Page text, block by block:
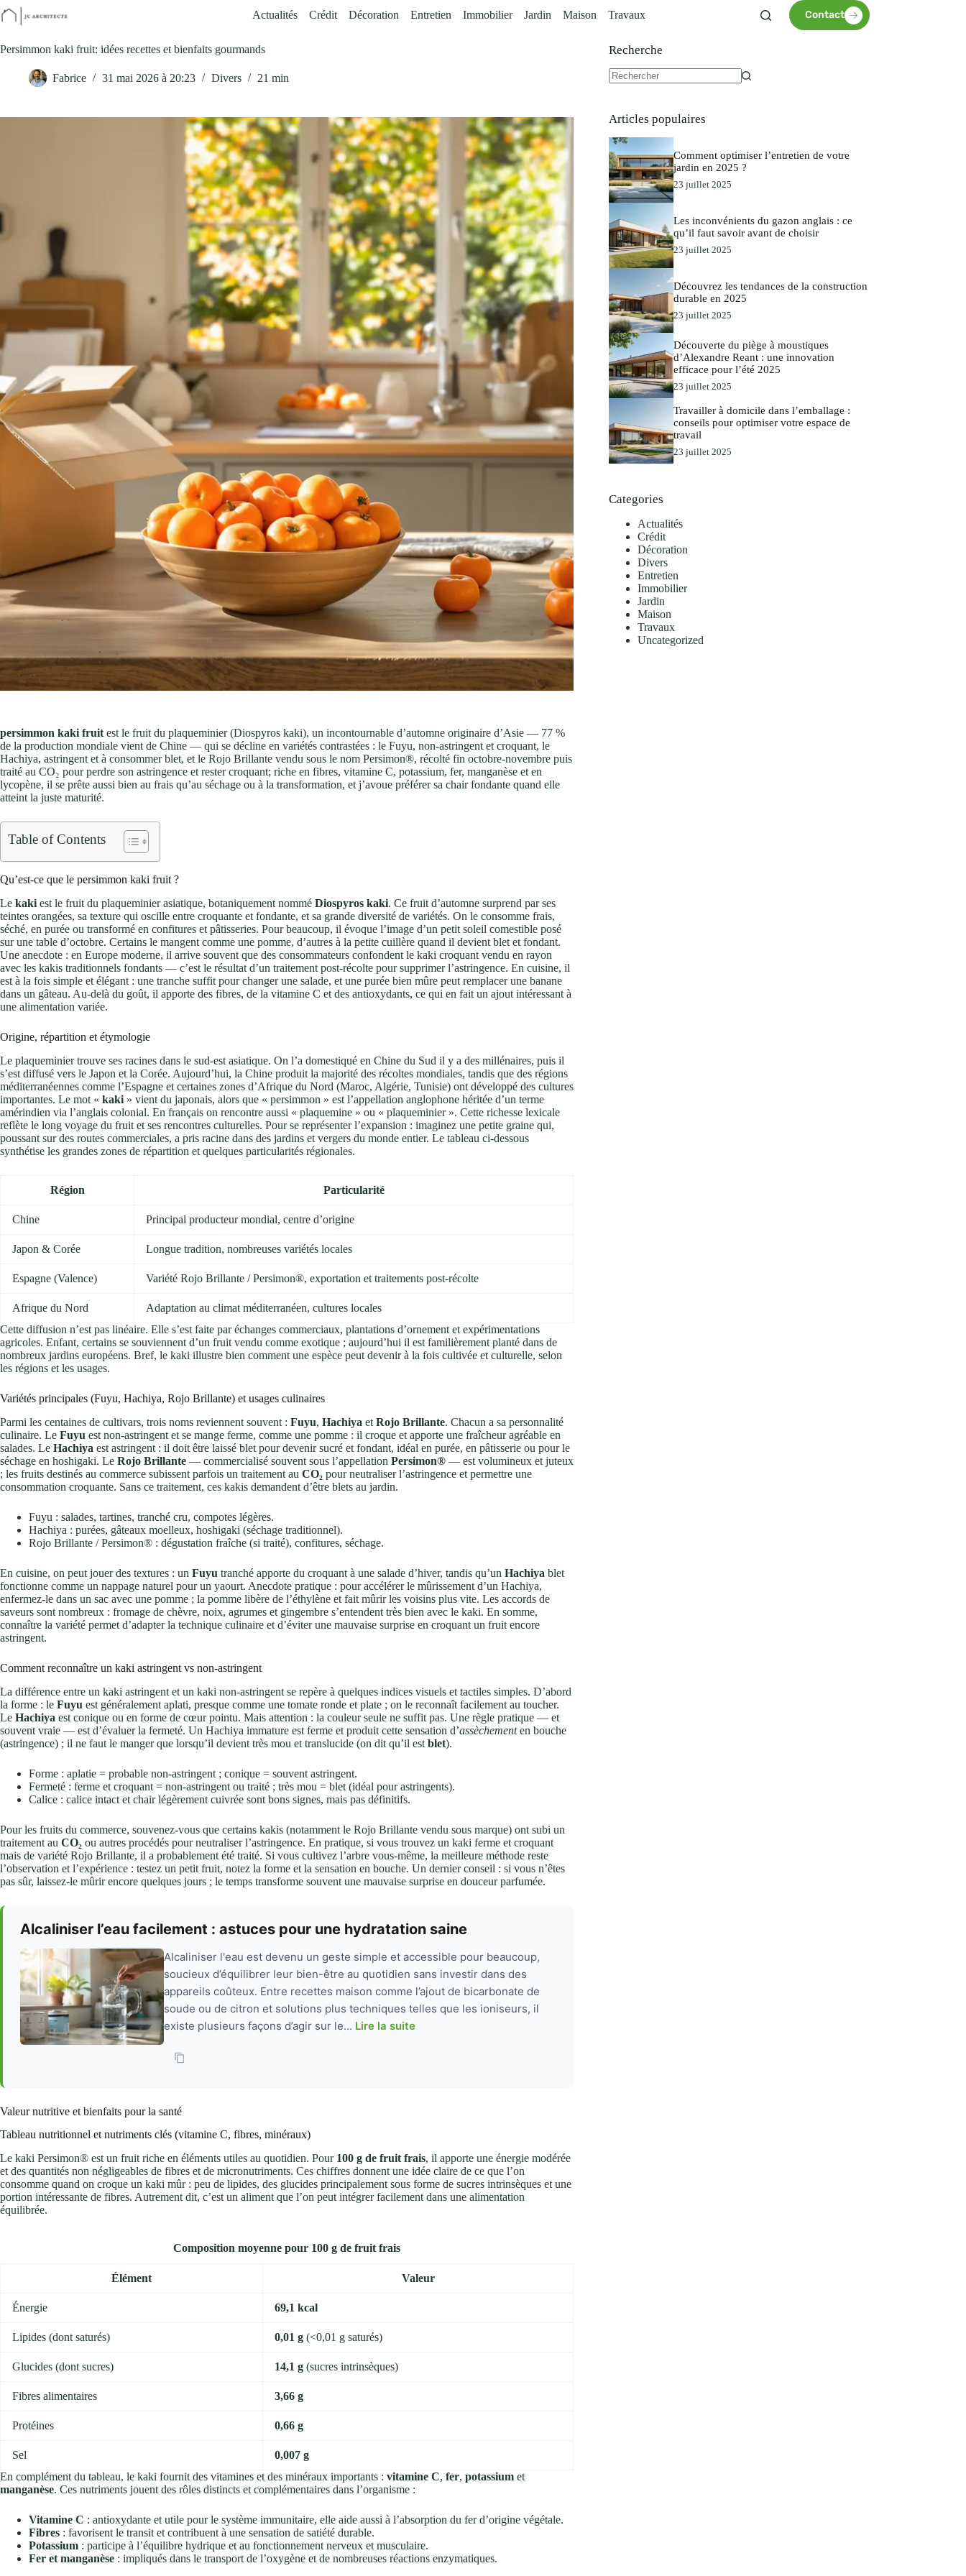
Passer
au
Actualités Crédit Décoration Entretien Immobilier Jardin Maison Travaux Contact
Persimmon kaki fruit: idées recettes et bienfaits gourmands
Fabrice 31 mai 2026 à 20:23 Divers 21 min
persimmon kaki fruit est le fruit du plaqueminier (Diospyros kaki), un incontournable d’automne originaire d’Asie — 77 %
de la production mondiale vient de Chine — qui se décline en variétés contrastées : le Fuyu, non‑astringent et croquant, le
Hachiya, astringent et à consommer blet, et le Rojo Brillante vendu sous le nom Persimon®, récolté fin octobre‑novembre puis
traité au CO₂ pour perdre son astringence et rester croquant; riche en fibres, vitamine C, potassium, fer, manganèse et en
lycopène, il se prête aussi bien au frais qu’au séchage ou à la transformation, et j’avoue préférer sa chair fondante quand elle
atteint la juste maturité.
Table of Contents
Qu’est-ce que le persimmon kaki fruit ?
Le kaki est le fruit du plaqueminier asiatique, botaniquement nommé Diospyros kaki. Ce fruit d’automne surprend par ses
teintes orangées, sa texture qui oscille entre croquante et fondante, et sa grande diversité de variétés. On le consomme frais,
séché, en purée ou transformé en confitures et pâtisseries. Pour beaucoup, il évoque l’image d’un petit soleil comestible posé
sur une table d’octobre. Certains le mangent comme une pomme, d’autres à la petite cuillère quand il devient blet et fondant.
Une anecdote : en Europe moderne, il arrive souvent que des consommateurs confondent le kaki croquant vendu en rayon
avec les kakis traditionnels fondants — c’est le résultat d’un traitement post-récolte pour supprimer l’astringence. En cuisine, il
est à la fois simple et élégant : une tranche suffit pour changer une salade, et une purée bien mûre peut remplacer une banane
dans un gâteau. Au-delà du goût, il apporte des fibres, de la vitamine C et des antioxydants, ce qui en fait un ajout intéressant à
une alimentation variée.
Origine, répartition et étymologie
Le plaqueminier trouve ses racines dans le sud-est asiatique. On l’a domestiqué en Chine du Sud il y a des millénaires, puis il
s’est diffusé vers le Japon et la Corée. Aujourd’hui, la Chine produit la majorité des récoltes mondiales, tandis que des régions
méditerranéennes comme l’Espagne et certaines zones d’Afrique du Nord (Maroc, Algérie, Tunisie) ont développé des cultures
importantes. Le mot « kaki » vient du japonais, alors que « persimmon » est l’appellation anglophone héritée d’un terme
amérindien via l’anglais colonial. En français on rencontre aussi « plaquemine » ou « plaqueminier ». Cette richesse lexicale
reflète le long voyage du fruit et ses rencontres culturelles. Pour se représenter l’expansion : imaginez une petite graine qui,
poussant sur des routes commerciales, a pris racine dans des jardins et vergers du monde entier. Le tableau ci‑dessous
synthétise les grandes zones de répartition et quelques particularités régionales.
Région Particularité
Chine Principal producteur mondial, centre d’origine
Japon & Corée Longue tradition, nombreuses variétés locales
Espagne (Valence) Variété Rojo Brillante / Persimon®, exportation et traitements post-récolte
Afrique du Nord
Adaptation au climat méditerranéen, cultures locales
Cette diffusion n’est pas linéaire. Elle s’est faite par échanges commerciaux, plantations d’ornement et expérimentations
agricoles. Enfant, certains se souviennent d’un fruit vendu comme exotique ; aujourd’hui il est familièrement planté dans de
nombreux jardins européens. Bref, le kaki illustre bien comment une espèce peut devenir à la fois cultivée et culturelle, selon
les régions et les usages.
Variétés principales (Fuyu, Hachiya, Rojo Brillante) et usages culinaires
Parmi les centaines de cultivars, trois noms reviennent souvent : Fuyu, Hachiya et Rojo Brillante. Chacun a sa personnalité
culinaire. Le Fuyu est non-astringent et se mange ferme, comme une pomme : il croque et apporte une fraîcheur agréable en
salades. Le Hachiya est astringent : il doit être laissé blet pour devenir sucré et fondant, idéal en purée, en pâtisserie ou pour le
séchage en hoshigaki. Le Rojo Brillante — commercialisé souvent sous l’appellation Persimon® — est volumineux et juteux
; les fruits destinés au commerce subissent parfois un traitement au CO₂ pour neutraliser l’astringence et permettre une
consommation croquante. Sans ce traitement, ces kakis demandent d’être blets au jardin.
Fuyu : salades, tartines, tranché cru, compotes légères.
Hachiya : purées, gâteaux moelleux, hoshigaki (séchage traditionnel).
Rojo Brillante / Persimon® : dégustation fraîche (si traité), confitures, séchage.
En cuisine, on peut jouer des textures : un Fuyu tranché apporte du croquant à une salade d’hiver, tandis qu’un Hachiya blet
fonctionne comme un nappage naturel pour un yaourt. Anecdote pratique : pour accélérer le mûrissement d’un Hachiya,
enfermez-le dans un sac avec une pomme ; la pomme libère de l’éthylène et fait mûrir les voisins plus vite. Les accords de
saveurs sont nombreux : fromage de chèvre, noix, agrumes et gingembre s’entendent très bien avec le kaki. En somme,
connaître la variété permet d’adapter la technique culinaire et d’éviter une mauvaise surprise en croquant un fruit encore
astringent.
Comment reconnaître un kaki astringent vs non-astringent
La différence entre un kaki astringent et un kaki non-astringent se repère à quelques indices visuels et tactiles simples. D’abord
la forme : le Fuyu est généralement aplati, presque comme une tomate ronde et plate ; on le reconnaît facilement au toucher.
Le Hachiya est conique ou en forme de cœur pointu. Mais attention : la couleur seule ne suffit pas. Une règle pratique — et
souvent vraie — est d’évaluer la fermeté. Un Hachiya immature est ferme et produit cette sensation d’assèchementen bouche
(astringence) ; il ne faut le manger que lorsqu’il devient très mou et translucide (on dit qu’il est blet).
Forme : aplatie = probable non-astringent ; conique = souvent astringent.
Fermeté : ferme et croquant = non-astringent ou traité ; très mou = blet (idéal pour astringents).
Calice : calice intact et chair légèrement cuivrée sont bons signes, mais pas définitifs.
Pour les fruits du commerce, souvenez-vous que certains kakis (notamment le Rojo Brillante vendu sous marque) ont subi un
traitement au CO₂ ou autres procédés pour neutraliser l’astringence. En pratique, si vous trouvez un kaki ferme et croquant
mais de variété Rojo Brillante, il a probablement été traité. Si vous cultivez l’arbre vous-même, la meilleure méthode reste
l’observation et l’expérience : testez un petit fruit, notez la forme et la sensation en bouche. Un dernier conseil : si vous n’êtes
pas sûr, laissez-le mûrir encore quelques jours ; le temps transforme souvent une mauvaise surprise en douceur parfumée.
Alcaliniser l’eau facilement : astuces pour une hydratation saine
Alcaliniser l'eau est devenu un geste simple et accessible pour beaucoup,
soucieux d’équilibrer leur bien-être au quotidien sans investir dans des
appareils coûteux. Entre recettes maison comme l’ajout de bicarbonate de
soude ou de citron et solutions plus techniques telles que les ioniseurs, il
existe plusieurs façons d’agir sur le... Lire la suite
Valeur nutritive et bienfaits pour la santé
Tableau nutritionnel et nutriments clés (vitamine C, fibres, minéraux)
Le kaki Persimon® est un fruit riche en éléments utiles au quotidien. Pour 100 g de fruit frais, il apporte une énergie modérée
et des quantités non négligeables de fibres et de micronutriments. Ces chiffres donnent une idée claire de ce que l’on
consomme quand on croque un kaki mûr : peu de lipides, des glucides principalement sous forme de sucres intrinsèques et une
portion intéressante de fibres. Autrement dit, c’est un aliment que l’on peut intégrer facilement dans une alimentation
équilibrée.
Composition moyenne pour 100 g de fruit frais
Élément Valeur
Énergie 69,1 kcal
Lipides (dont saturés) 0,01 g (<0,01 g saturés)
Glucides (dont sucres) 14,1 g (sucres intrinsèques)
Fibres alimentaires 3,66 g
Protéines 0,66 g
Sel
0,007 g
En complément du tableau, le kaki fournit des vitamines et des minéraux importants : vitamine C, fer, potassium et
manganèse. Ces nutriments jouent des rôles distincts et complémentaires dans l’organisme :
Vitamine C : antioxydante et utile pour le système immunitaire, elle aide aussi à l’absorption du fer d’origine végétale.
Fibres : favorisent le transit et contribuent à une sensation de satiété durable.
Potassium : participe à l’équilibre hydrique et au fonctionnement nerveux et musculaire.
Fer et manganèse : impliqués dans le transport de l’oxygène et de nombreuses réactions enzymatiques.
Recherche
Articles populaires
Comment optimiser l’entretien de votre
jardin en 2025 ?
23 juillet 2025
Les inconvénients du gazon anglais : ce
qu’il faut savoir avant de choisir
23 juillet 2025
Découvrez les tendances de la construction
durable en 2025
23 juillet 2025
Découverte du piège à moustiques
d’Alexandre Reant : une innovation
efficace pour l’été 2025
23 juillet 2025
Travailler à domicile dans l’emballage :
conseils pour optimiser votre espace de
travail
23 juillet 2025
Categories
Actualités
Crédit
Décoration
Divers
Entretien
Immobilier
Jardin
Maison
Travaux
Uncategorized